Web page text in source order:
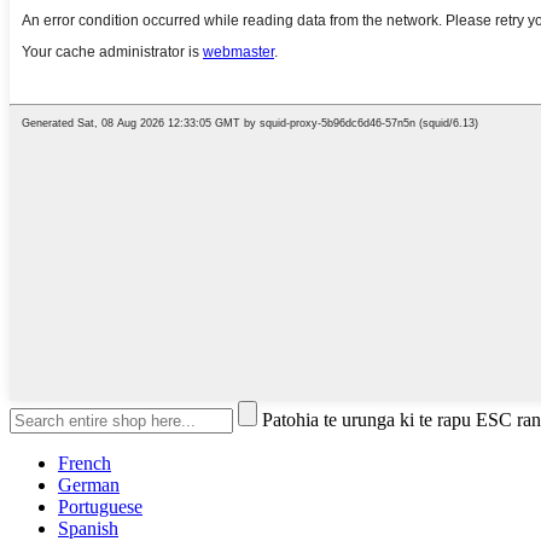
Patohia te urunga ki te rapu ESC
French
German
Portuguese
Spanish